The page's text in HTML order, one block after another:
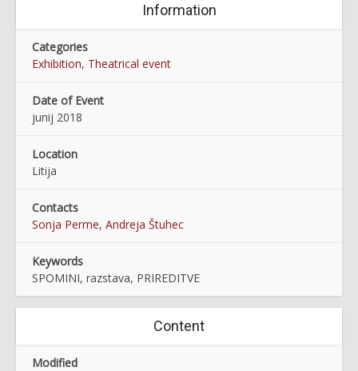
Information
Categories
Exhibition, Theatrical event
Date of Event
junij 2018
Location
Litija
Contacts
Sonja Perme, Andreja Štuhec
Keywords
SPOMINI, razstava, PRIREDITVE
Content
Modified